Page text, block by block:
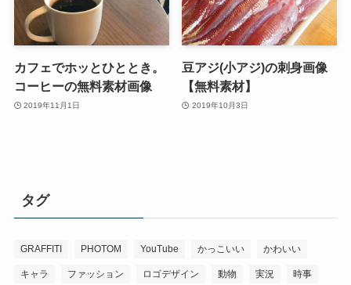
カフェでホッとひととき。
コーヒーの無料素材画像
2019年11月1日
豆アジ(小アジ)の刺身画像
【無料素材】
2019年10月3日
タグ
GRAFFITI PHOTOM YouTube かっこいい かわいい
キャラ ファッション ロゴデザイン 動物 実況 時事